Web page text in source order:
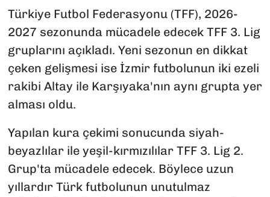
Türkiye Futbol Federasyonu (TFF), 2026-
2027 sezonunda mücadele edecek TFF 3. Lig
gruplarını açıkladı. Yeni sezonun en dikkat
çeken gelişmesi ise İzmir futbolunun iki ezeli
rakibi Altay ile Karşıyaka'nın aynı grupta yer
alması oldu.
Yapılan kura çekimi sonucunda siyah-
beyazlılar ile yeşil-kırmızılılar TFF 3. Lig 2.
Grup'ta mücadele edecek. Böylece uzun
yıllardır Türk futbolunun unutulmaz